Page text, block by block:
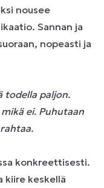
nousee
Sannan ja
nopeasti ja
todella paljon.
ei. Puhutaan
konkreettisesti.
kiire keskellä